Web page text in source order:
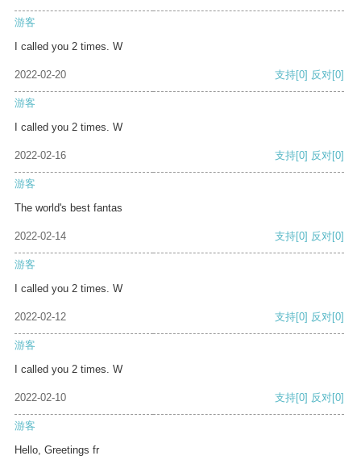
游客
I called you 2 times. W
2022-02-20 支持[0] 反对[0]
游客
I called you 2 times. W
2022-02-16 支持[0] 反对[0]
游客
The world's best fantas
2022-02-14 支持[0] 反对[0]
游客
I called you 2 times. W
2022-02-12 支持[0] 反对[0]
游客
I called you 2 times. W
2022-02-10 支持[0] 反对[0]
游客
Hello, Greetings fr